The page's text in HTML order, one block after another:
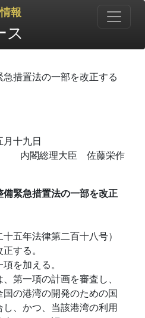
報
ス
措置法の一部を改正する
月十九日
内閣総理大臣 佐藤栄作
緊急措置法の一部を改正
五年法律第二百十八号）
する。
を加える。
第一項の計画を審査し、
国の港湾の開発のための国
、かつ、当該港湾の利用